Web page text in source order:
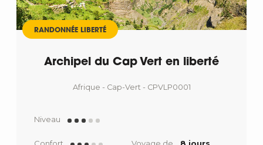
RANDONNÉE LIBERTÉ
Archipel du Cap Vert en liberté
Afrique - Cap-Vert - CPVLP0001
Niveau
Confort Voyage de 8 jours